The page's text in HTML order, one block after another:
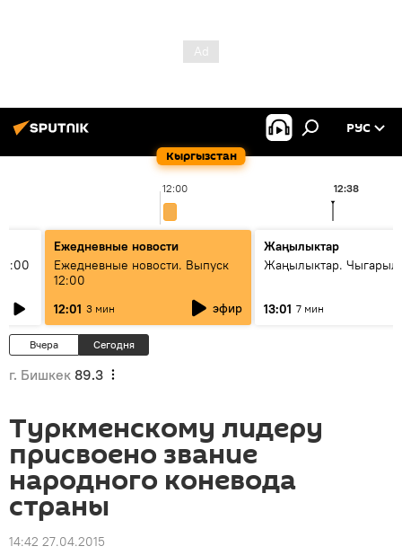
Кыргызстан
РУС
12:00 12:38
Ежедневные новости
Ежедневные новости. Выпуск
12:00
12:01 3 мин эфир
Жаңылыктар
Жаңылыктар.
13:01 7 мин
Вчера Сегодня
г. Бишкек 89.3
Туркменскому лидеру
присвоено звание
народного коневода
страны
14:42 27.04.2015